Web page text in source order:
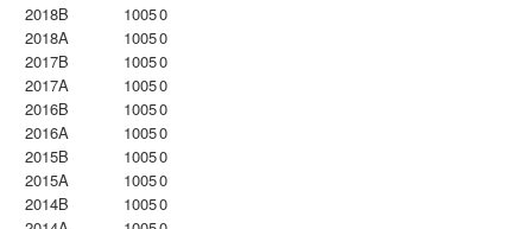
2018B
10050
2018A
10050
2017B
10050
2017A
10050
2016B
10050
2016A
10050
2015B
10050
2015A
10050
2014B
10050